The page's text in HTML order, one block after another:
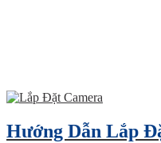
Hướng Dẫn Lắp